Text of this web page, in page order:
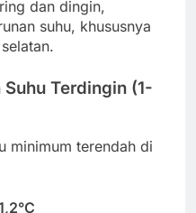
dan dingin,
suhu, khususnya
Terdingin (1-
minimum terendah di